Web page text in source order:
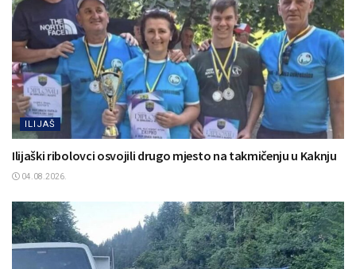
ILIJAŠ
Ilijaški ribolovci osvojili drugo mjesto na takmičenju u Kaknju
04.08.2026.